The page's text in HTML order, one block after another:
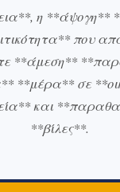
η **άψογη**
που
**άμεση**
**μέρα** σε
και
**βίλες**.